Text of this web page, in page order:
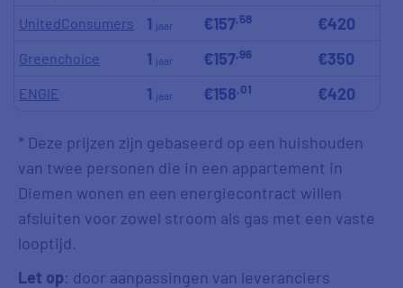
UnitedConsumers 1 jaar €157,58 €420
Greenchoice 1 jaar €157,96 €350
ENGIE 1 jaar €158,01 €420
* Deze prijzen zijn gebaseerd op een huishouden
van twee personen die in een appartement in
Diemen wonen en een energiecontract willen
afsluiten voor zowel stroom als gas met een vaste
looptijd.
Let op: door aanpassingen van leveranciers